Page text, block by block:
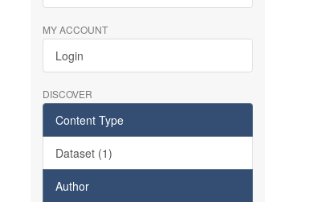
MY ACCOUNT
Login
DISCOVER
Content Type
Dataset (1)
Author